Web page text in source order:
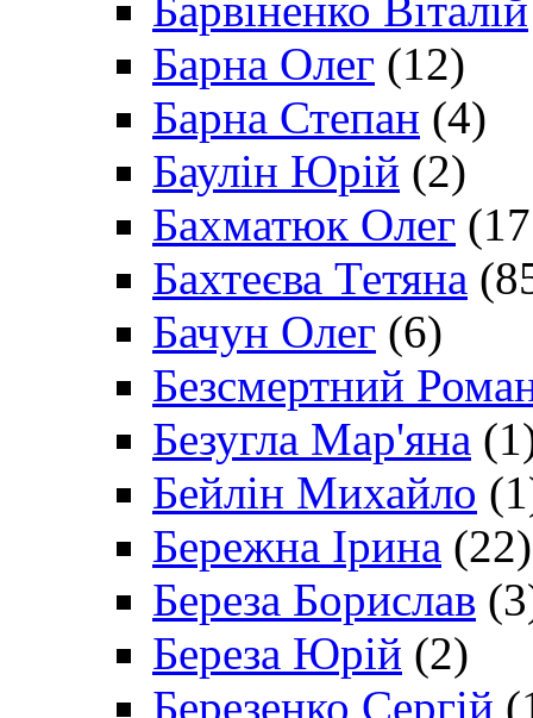
Барна Олег (12)
Барна Степан (4)
Баулін Юрій (2)
Бахматюк Олег
Бахтеєва Тетяна
Бачун Олег (6)
Безсмертний
Безугла Мар'яна
Бейлін Михайло
Бережна Ірина (22)
Береза Борислав
Береза Юрій (2)
Березенко Сергій